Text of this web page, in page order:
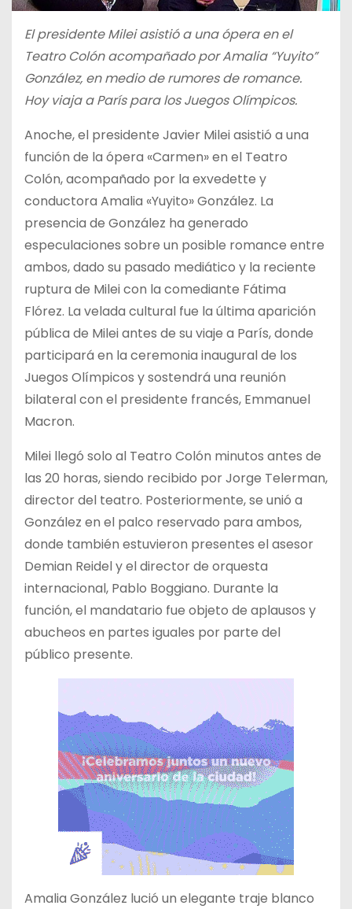
El presidente Milei asistió a una ópera en el
Teatro Colón acompañado por Amalia “Yuyito”
González, en medio de rumores de romance.
Hoy viaja a París para los Juegos Olímpicos.
Anoche, el presidente Javier Milei asistió a una
función de la ópera «Carmen» en el Teatro
Colón, acompañado por la exvedette y
conductora Amalia «Yuyito» González. La
presencia de González ha generado
especulaciones sobre un posible romance entre
ambos, dado su pasado mediático y la reciente
ruptura de Milei con la comediante Fátima
Flórez. La velada cultural fue la última aparición
pública de Milei antes de su viaje a París, donde
participará en la ceremonia inaugural de los
Juegos Olímpicos y sostendrá una reunión
bilateral con el presidente francés, Emmanuel
Macron.
Milei llegó solo al Teatro Colón minutos antes de
las 20 horas, siendo recibido por Jorge Telerman,
director del teatro. Posteriormente, se unió a
González en el palco reservado para ambos,
donde también estuvieron presentes el asesor
Demian Reidel y el director de orquesta
internacional, Pablo Boggiano. Durante la
función, el mandatario fue objeto de aplausos y
abucheos en partes iguales por parte del
público presente.
Amalia González lució un elegante traje blanco